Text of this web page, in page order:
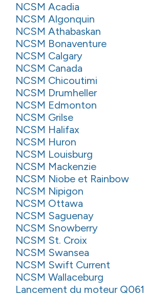
NCSM Acadia
NCSM Algonquin
NCSM Athabaskan
NCSM Bonaventure
NCSM Calgary
NCSM Canada
NCSM Chicoutimi
NCSM Drumheller
NCSM Edmonton
NCSM Grilse
NCSM Halifax
NCSM Huron
NCSM Louisburg
NCSM Mackenzie
NCSM Niobe et Rainbow
NCSM Nipigon
NCSM Ottawa
NCSM Saguenay
NCSM Snowberry
NCSM St. Croix
NCSM Swansea
NCSM Swift Current
NCSM Wallaceburg
Lancement du moteur Q061